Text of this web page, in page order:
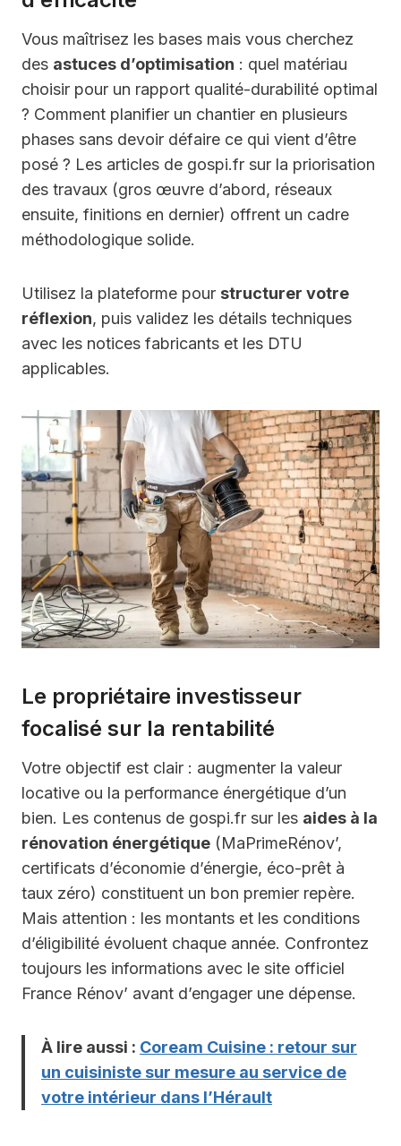
Vous maîtrisez les bases mais vous cherchez
des astuces d’optimisation : quel matériau
choisir pour un rapport qualité-durabilité optimal
? Comment planifier un chantier en plusieurs
phases sans devoir défaire ce qui vient d’être
posé ? Les articles de gospi.fr sur la priorisation
des travaux (gros œuvre d’abord, réseaux
ensuite, finitions en dernier) offrent un cadre
méthodologique solide.
Utilisez la plateforme pour structurer votre
réflexion, puis validez les détails techniques
avec les notices fabricants et les DTU
applicables.
Le propriétaire investisseur
focalisé sur la rentabilité
Votre objectif est clair : augmenter la valeur
locative ou la performance énergétique d’un
bien. Les contenus de gospi.fr sur les aides à la
rénovation énergétique (MaPrimeRénov’,
certificats d’économie d’énergie, éco-prêt à
taux zéro) constituent un bon premier repère.
Mais attention : les montants et les conditions
d’éligibilité évoluent chaque année. Confrontez
toujours les informations avec le site officiel
France Rénov’ avant d’engager une dépense.
À lire aussi : Coream Cuisine : retour sur
un cuisiniste sur mesure au service de
votre intérieur dans l’Hérault